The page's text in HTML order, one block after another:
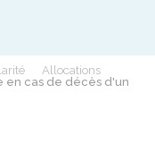
Allocations
en cas de décès d'un